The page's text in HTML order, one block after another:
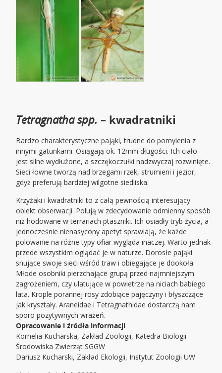
Tetragnatha spp. – kwadratniki
Bardzo charakterystyczne pająki, trudne do pomylenia z
innymi gatunkami. Osiągają ok. 12mm długości. Ich ciało
jest silne wydłużone, a szczękoczułki nadzwyczaj rozwinięte.
Sieci łowne tworzą nad brzegami rzek, strumieni i jezior,
gdyż preferują bardziej wilgotne siedliska.
Krzyżaki i kwadratniki to z całą pewnością interesujący
obiekt obserwacji. Polują w zdecydowanie odmienny sposób
niż hodowane w terrariach ptaszniki. Ich osiadły tryb życia, a
jednocześnie nienasycony apetyt sprawiają, że każde
polowanie na różne typy ofiar wygląda inaczej. Warto jednak
przede wszystkim oglądać je w naturze. Dorosłe pająki
snujące swoje sieci wśród traw i obiegające je dookoła.
Młode osobniki pierzchające grupą przed najmniejszym
zagrożeniem, czy ulatujące w powietrze na niciach babiego
lata. Krople porannej rosy zdobiące pajęczyny i błyszczące
jak kryształy. Araneidae i Tetragnathidae dostarczą nam
sporo pozytywnych wrażeń.
Opracowanie i źródła informacji
Kornelia Kucharska, Zakład Zoologii, Katedra Biologii
Środowiska Zwierząt SGGW
Dariusz Kucharski, Zakład Ekologii, Instytut Zoologii UW